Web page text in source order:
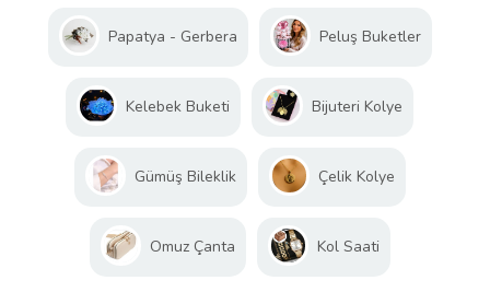
Papatya - Gerbera Peluş Buketler
Kelebek Buketi Bijuteri Kolye
Gümüş Bileklik Çelik Kolye
Omuz Çanta Kol Saati